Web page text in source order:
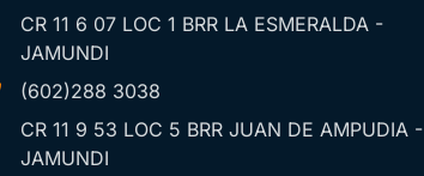
CR 11 6 07 LOC 1 BRR LA ESMERALDA -
JAMUNDI
(602)288 3038
CR 11 9 53 LOC 5 BRR JUAN DE AMPUDIA -
JAMUNDI